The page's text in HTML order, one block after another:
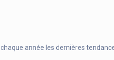
année les dernières